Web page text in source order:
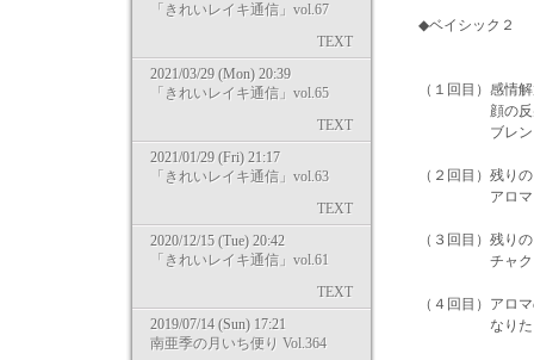
「きれいレイキ通信」vol.67
TEXT
2021/03/29 (Mon) 20:39
「きれいレイキ通信」vol.65
TEXT
2021/01/29 (Fri) 21:17
「きれいレイキ通信」vol.63
TEXT
2020/12/15 (Tue) 20:42
「きれいレイキ通信」vol.61
TEXT
2019/07/14 (Sun) 17:21
南亜季の月いち便り Vol.364
◆ベイシック２
（１回目）感情
顔の反射区へ
ブレンドオイ
（２回目）残り
アロマを使
（３回目）残り
チャクラマ
（４回目）アロ
なりたい自分